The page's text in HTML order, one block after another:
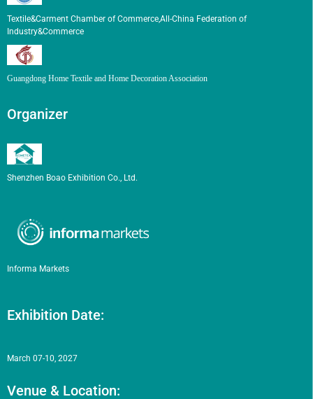
Textile&Carment Chamber of Commerce,All-China Federation of
Industry&Commerce
Guangdong Home Textile and Home Decoration Association
Organizer
Shenzhen Boao Exhibition Co., Ltd.
Informa Markets
Exhibition Date:
March 07-10, 2027
Venue & Location: